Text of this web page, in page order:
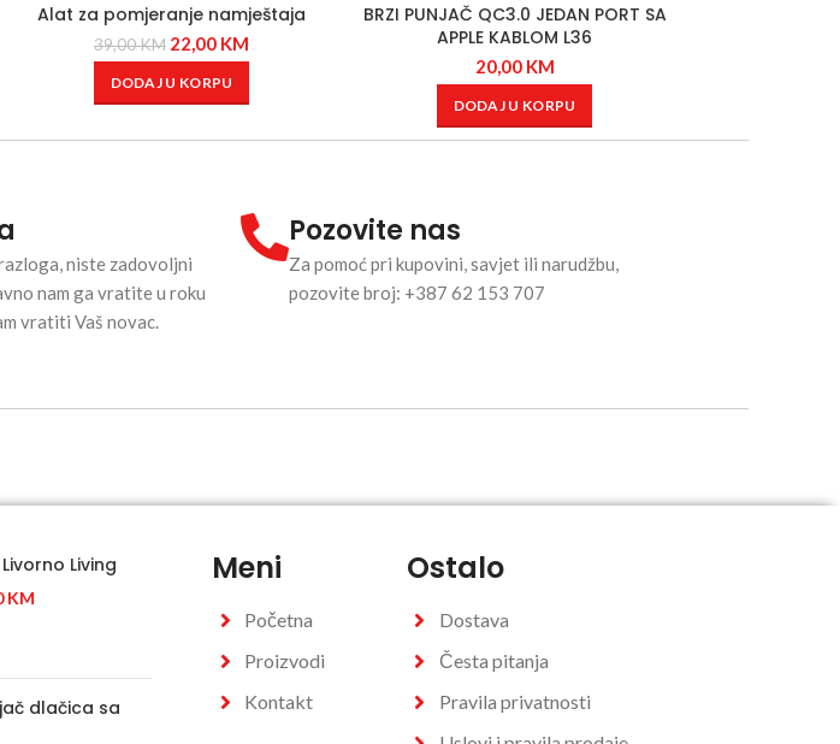
Alat za pomjeranje namještaja
39,00KM 22,00 KM
DODAJ U KORPU
BRZI PUNJAČ QC3.0 JEDAN PORT SA
APPLE KABLOM L36
20,00 KM
DODAJ U KORPU
niste zadovoljni
nam ga vratite u roku
vratiti Vaš novac.
Pozovite nas
Za pomoć pri kupovini, savjet ili narudžbu,
pozovite broj: +387 62 153 707
Living
KM
dlačica sa
Meni
Početna
Proizvodi
Kontakt
Ostalo
Dostava
Česta pitanja
Pravila privatnosti